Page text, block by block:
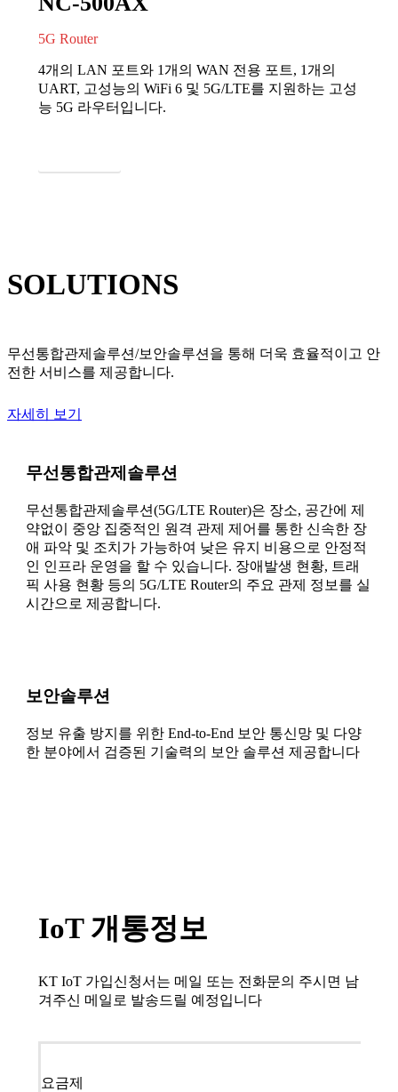
5G Router
4개의 LAN 포트와 1개의 WAN 전용 포트, 1개의
UART, 고성능의 WiFi 6 및 5G/LTE를 지원하는 고성
능 5G 라우터입니다.
SOLUTIONS
무선통합관제솔루션/보안솔루션을 통해 더욱 효율적이고 안
전한 서비스를 제공합니다.
자세히 보기
무선통합관제솔루션
무선통합관제솔루션(5G/LTE Router)은 장소, 공간에 제
약없이 중앙 집중적인 원격 관제 제어를 통한 신속한 장
애 파악 및 조치가 가능하여 낮은 유지 비용으로 안정적
인 인프라 운영을 할 수 있습니다. 장애발생 현황, 트래
픽 사용 현황 등의 5G/LTE Router의 주요 관제 정보를 실
시간으로 제공합니다.
보안솔루션
정보 유출 방지를 위한 End-to-End 보안 통신망 및 다양
한 분야에서 검증된 기술력의 보안 솔루션 제공합니다
IoT 개통정보
KT IoT 가입신청서는 메일 또는 전화문의 주시면 남
겨주신 메일로 발송드릴 예정입니다
요금제